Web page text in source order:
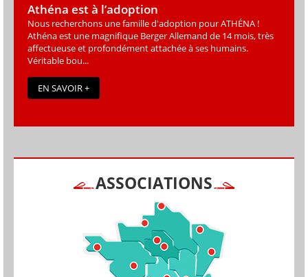
Athéna est à l’adoption
Nous recherchons une famille d'adoption pour ATHÉNA !
Athéna est une magniﬁque Berger Allemand de 14 mois, très
affectueuse et profondément attachée à ses humains.
Véritable bou...
EN SAVOIR +
ASSOCIATIONS